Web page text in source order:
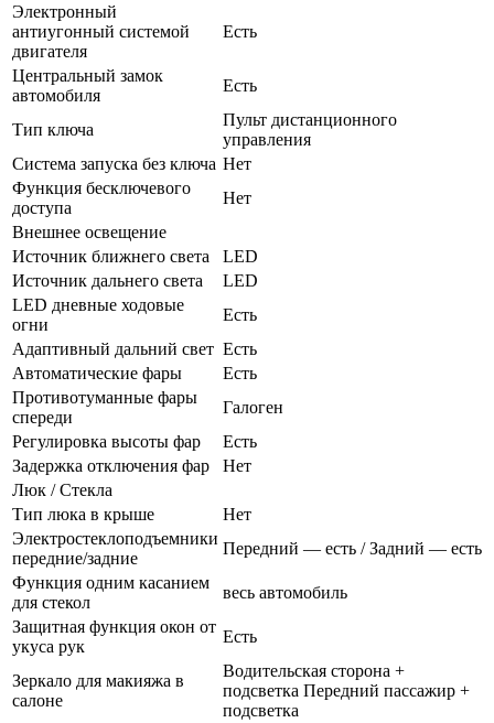
Электронный
антиугонный системой
двигателя
Есть
Центральный замок
автомобиля
Есть
Тип ключа
Пульт дистанционного
управления
Система запуска без ключа Нет
Функция бесключевого
доступа
Нет
Внешнее освещение
Источник ближнего света
LED
Источник дальнего света
LED
LED дневные ходовые
огни
Есть
Адаптивный дальний свет Есть
Автоматические фары
Есть
Противотуманные фары
спереди
Галоген
Регулировка высоты фар
Есть
Задержка отключения фар
Нет
Люк / Стекла
Тип люка в крыше
Нет
Электростеклоподъемники
передние/задние
Передний — есть / Задний — есть
Функция одним касанием
для стекол
весь автомобиль
Защитная функция окон от
укуса рук
Есть
Зеркало для макияжа в
салоне
Водительская сторона +
подсветка Передний пассажир +
подсветка